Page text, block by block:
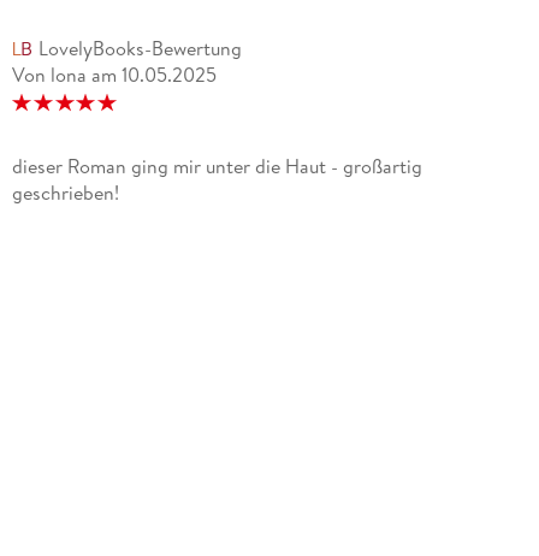
LovelyBooks-Bewertung
Von lona am 10.05.2025
dieser Roman ging mir unter die Haut - großartig
geschrieben!